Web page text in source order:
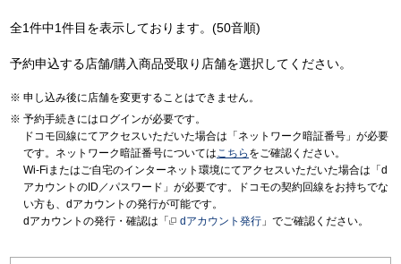
全1件中1件目を表示しております。(50音順)
予約申込する店舗/購入商品受取り店舗を選択してください。
申し込み後に店舗を変更することはできません。
予約手続きにはログインが必要です。
ドコモ回線にてアクセスいただいた場合は「ネットワーク暗証番号」が必要
です。ネットワーク暗証番号についてはこちら をご確認ください。
Wi-Fiまたはご自宅のインターネット環境にてアクセスいただいた場合は「d
アカウントのID／パスワード」が必要です。ドコモの契約回線をお持ちでな
い方も、dアカウントの発行が可能です。
dアカウントの発行・確認は「
dアカウント発行 」でご確認ください。